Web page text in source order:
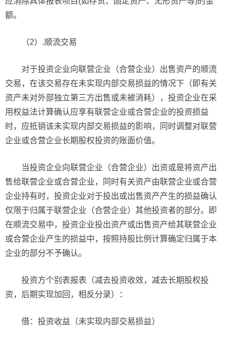
额。
（2）.顺流交易
对于投资企业向联营企业（合营企业）出售资产的顺流
交易，在该交易存在未实现内部交易损益的情况下（即有关
资产未对外部独立第三方出售或未被消耗），投资企业在采
用权益法计算确认应享有联营企业或合营企业的投资损益
时，应抵销该未实现内部交易损益的影响，同时调整对联营
企业或合营企业长期股权投资的账面价值。
当投资企业向联营企业（合营企业）出资或是将资产出
售给联营企业或合营企业，同时有关资产由联营企业或合营
企业持有时，投资企业对于投出或出售资产产生的损益确认
仅限于归属于联营企业（合营企业）其他投资者的部分。即
在顺流交易中，投资企业投出资产或出售资产给其联营企业
或合营企业产生的损益中，按照持股比例计算确定归属于本
企业的部分不予确认。
投资方个别表报表（减去投资收效，减去长期股权投
资，后期实现加回，相反分录）：
借：投资收益（未实现内部交易损益）